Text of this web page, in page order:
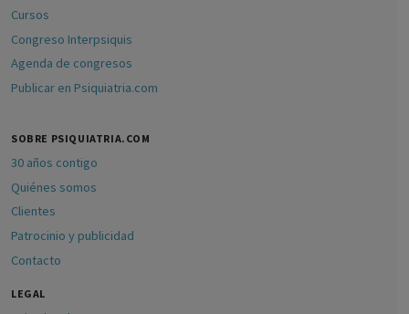
Cursos
Congreso Interpsiquis
Agenda de congresos
Publicar en Psiquiatria.com
SOBRE PSIQUIATRIA.COM
30 años contigo
Quiénes somos
Clientes
Patrocinio y publicidad
Contacto
LEGAL